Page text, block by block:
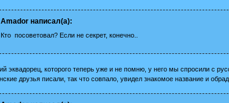
Amador написал(а):
Кто посоветовал? Если не секрет, конечно..
эквадорец, которого теперь уже и не помню, у него мы спросили с
друзья писали, так что совпало, увидел знакомое название и